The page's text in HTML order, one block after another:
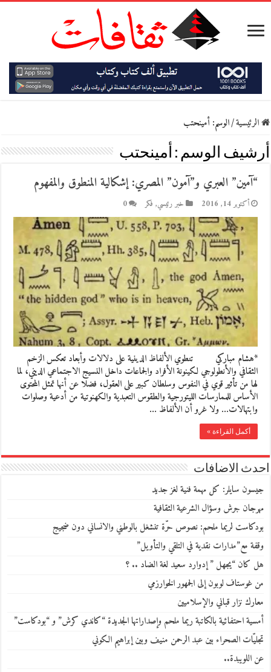
الرئيسية/الوسم:أمينحتب
أرشيف الوسم : أمينحتب
“آمين” العبري و”آمون” المصري: إشكالية المنطوق والمفهوم
أكتوبر 14, 2016 خبر رئيسي, فكر 0
*هشام مباركي تنطوي الألفاظ الدينية على دلالات وأبعاد تعكس الزخم
الثقافي والأنطولوجي لكينونة الأفراد والجماعات داخل النسيج الاجتماعي الديني، لما
لها من تأثير قوي في النفوس وسلطان كبير على العقول، فضلا عن أنها تمثل المحتوى
الأساس للممارسات الليتورجية والطقوس التعبدية والكهنوتية من أدعية وصلوات
وابتهالات… ولا غرو أن الألفاظ …
أكمل القراءة »
احدث الاضافات
جيسون سايلر: كل مهمة فنية لغز جديد
مهرجان جرش وسؤال الشرعية الثقافية
بودكاست لريما ملحم: نصوص حرّة تنشغل بالوطني والانساني دون ضجيج
وقفة مع”مدارات نقدية في التلقي والتأويل”
هل كان “يجهل ” إدوارد سعيد لغة الضاد .. ؟
من غوستاف لوبون إلى الجمهور الخوارزمي
معارك نزار قباني والإسلاميين
أمسية احتفائية بالكاتبة ريما ملحم وإصداراتها الجديدة “كاندي كرش” و “بودكاست”
تجليّات الصحراء بين عبد الرحمن منيف وبين إبراهيم الكوني
عن اللويبدة..